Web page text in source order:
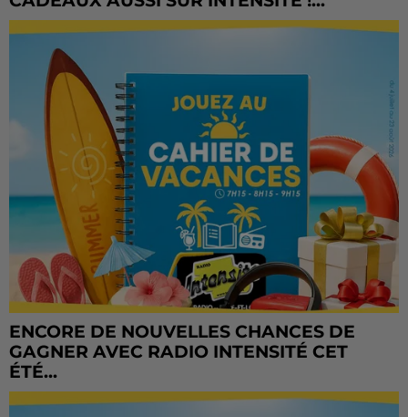
ENCORE DE NOUVELLES CHANCES DE
GAGNER AVEC RADIO INTENSITÉ CET
ÉTÉ...